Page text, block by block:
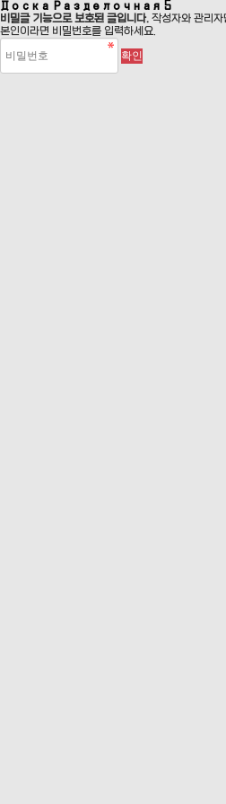
Доска Разделочная 5
비밀글 기능으로 보호된 글입니다. 작성자와 관리
본인이라면 비밀번호를 입력하세요.